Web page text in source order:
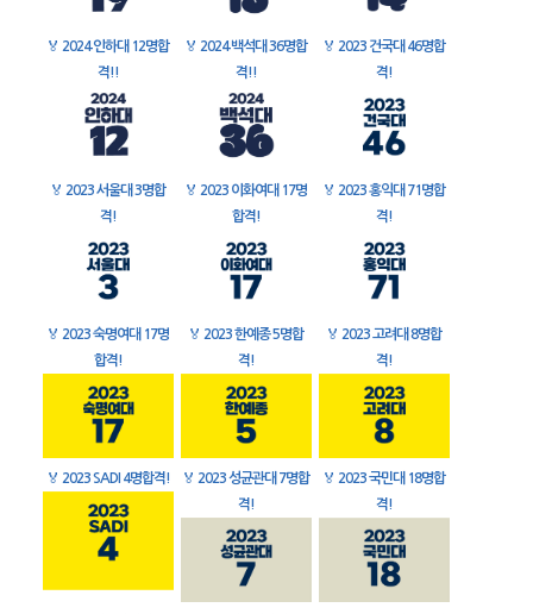
🏅 2024 인하대 12명합
격!!
🏅 2024 백석대 36명합
격!!
🏅 2023 건국대 46명합
격!
🏅 2023 서울대 3명합
격!
🏅 2023 이화여대 17명
합격!
🏅 2023 홍익대 71명합
격!
🏅 2023 숙명여대 17명
합격!
🏅 2023 한예종 5명합
격!
🏅 2023 고려대 8명합
격!
🏅 2023 SADI 4명합격! 🏅 2023 성균관대 7명합
격!
🏅 2023 국민대 18명합
격!